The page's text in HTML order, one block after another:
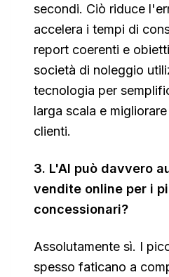
secondi. Ciò riduce
accelera i tempi di
report coerenti e
società di noleggio
tecnologia per
larga scala e
clienti.
3. L'AI può davvero
vendite online per i
concessionari?
Assolutamente sì. I
spesso faticano a